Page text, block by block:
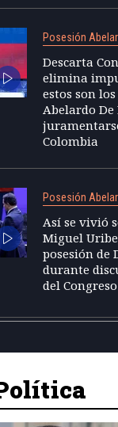
Posesión
Descarta
elimina
estos son
Abelardo
Colombia
Posesión
Así se vivió
Miguel
posesión de
durante
del